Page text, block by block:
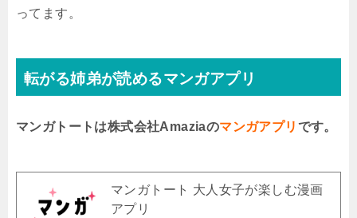
ってます。
転がる姉弟が読めるマンガアプリ
マンガトートは株式会社Amaziaのマンガアプリ です。
マンガトート 大人女子が楽しむ漫画
アプリ